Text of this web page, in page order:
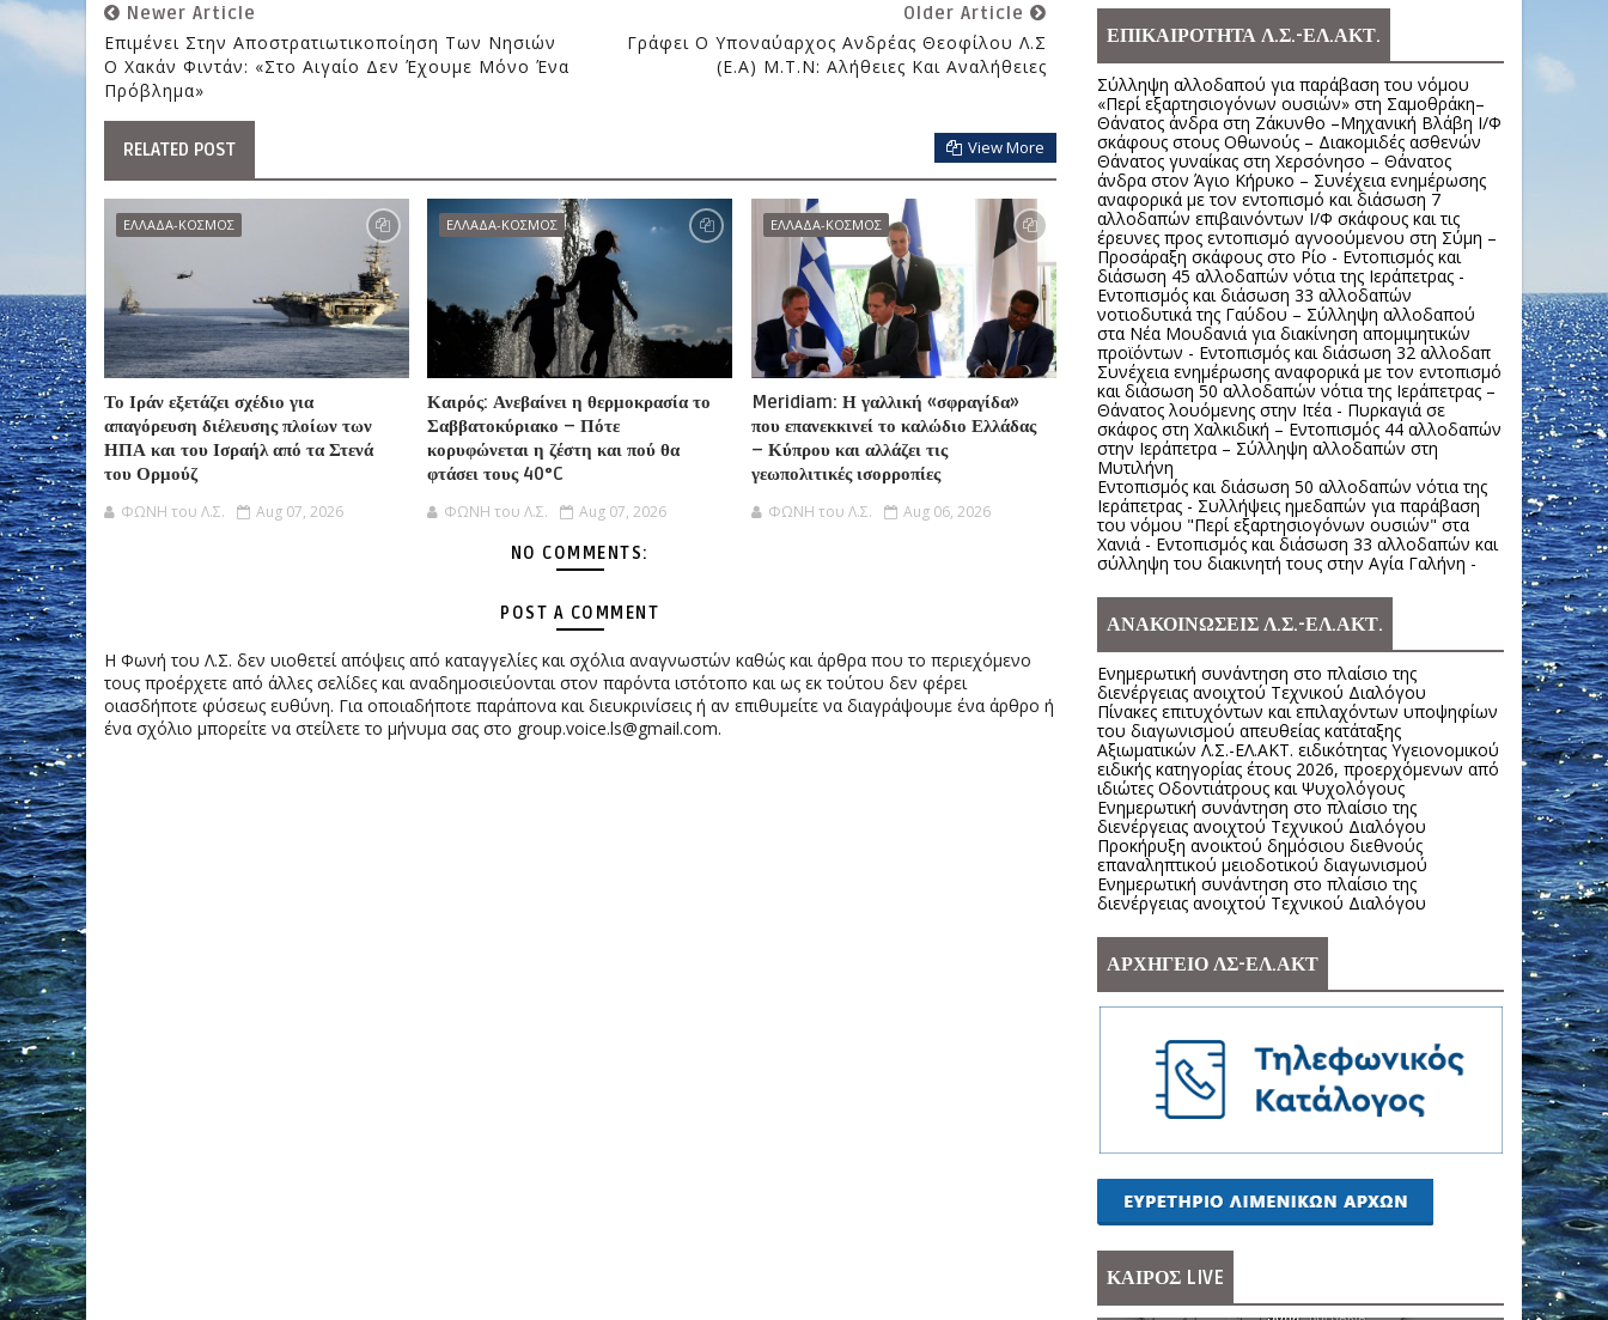
Newer Article
Επιμένει Στην Αποστρατιωτικοποίηση Των Νησιών
Ο Χακάν Φιντάν: «Στο Αιγαίο Δεν Έχουμε Μόνο Ένα
Πρόβλημα»
Older Article
Γράφει Ο Υποναύαρχος Ανδρέας Θεοφίλου Λ.Σ
(ε.α) Μ.Τ.Ν: Αλήθειες Και Αναλήθειες
RELATED POST View More
ΕΛΛΑΔΑ-ΚΟΣΜΟΣ
Το Ιράν εξετάζει σχέδιο για
απαγόρευση διέλευσης πλοίων των
ΗΠΑ και του Ισραήλ από τα Στενά
του Ορμούζ
ΦΩΝΗ του Λ.Σ. Aug 07, 2026
ΕΛΛΑΔΑ-ΚΟΣΜΟΣ
Καιρός: Ανεβαίνει η θερμοκρασία το
Σαββατοκύριακο – Πότε
κορυφώνεται η ζέστη και πού θα
φτάσει τους 40°C
ΦΩΝΗ του Λ.Σ. Aug 07, 2026
ΕΛΛΑΔΑ-ΚΟΣΜΟΣ
Meridiam: Η γαλλική «σφραγίδα»
που επανεκκινεί το καλώδιο Ελλάδας
– Κύπρου και αλλάζει τις
γεωπολιτικές ισορροπίες
ΦΩΝΗ του Λ.Σ. Aug 06, 2026
NO COMMENTS:
POST A COMMENT
Η Φωνή του Λ.Σ. δεν υιοθετεί απόψεις από καταγγελίες και σχόλια αναγνωστών καθώς και άρθρα που το περιεχόμενο
τους προέρχετε από άλλες σελίδες και αναδημοσιεύονται στον παρόντα ιστότοπο και ως εκ τούτου δεν φέρει
οιασδήποτε φύσεως ευθύνη. Για οποιαδήποτε παράπονα και διευκρινίσεις ή αν επιθυμείτε να διαγράψουμε ένα άρθρο ή
ένα σχόλιο μπορείτε να στείλετε το μήνυμα σας στο group.voice.ls@gmail.com.
ΕΠΙΚΑΙΡΟΤΗΤΑ Λ.Σ.-ΕΛ.ΑΚΤ.
Σύλληψη αλλοδαπού για παράβαση του νόμου
«Περί εξαρτησιογόνων ουσιών» στη Σαμοθράκη–
Θάνατος άνδρα στη Ζάκυνθο –Μηχανική Βλάβη Ι/Φ
σκάφους στους Οθωνούς – Διακομιδές ασθενών
Θάνατος γυναίκας στη Χερσόνησο – Θάνατος
άνδρα στον Άγιο Κήρυκο – Συνέχεια ενημέρωσης
αναφορικά με τον εντοπισμό και διάσωση 7
αλλοδαπών επιβαινόντων Ι/Φ σκάφους και τις
έρευνες προς εντοπισμό αγνοούμενου στη Σύμη –
Προσάραξη σκάφους στο Ρίο - Εντοπισμός και
διάσωση 45 αλλοδαπών νότια της Ιεράπετρας -
Εντοπισμός και διάσωση 33 αλλοδαπών
νοτιοδυτικά της Γαύδου – Σύλληψη αλλοδαπού
στα Νέα Μουδανιά για διακίνηση απομιμητικών
προϊόντων - Εντοπισμός και διάσωση 32 αλλοδαπ
Συνέχεια ενημέρωσης αναφορικά με τον εντοπισμό
και διάσωση 50 αλλοδαπών νότια της Ιεράπετρας –
Θάνατος λουόμενης στην Ιτέα - Πυρκαγιά σε
σκάφος στη Χαλκιδική – Εντοπισμός 44 αλλοδαπών
στην Ιεράπετρα – Σύλληψη αλλοδαπών στη
Μυτιλήνη
Εντοπισμός και διάσωση 50 αλλοδαπών νότια της
Ιεράπετρας - Συλλήψεις ημεδαπών για παράβαση
του νόμου "Περί εξαρτησιογόνων ουσιών" στα
Χανιά - Εντοπισμός και διάσωση 33 αλλοδαπών και
σύλληψη του διακινητή τους στην Αγία Γαλήνη -
ΑΝΑΚΟΙΝΩΣΕΙΣ Λ.Σ.-ΕΛ.ΑΚΤ.
Ενημερωτική συνάντηση στο πλαίσιο της
διενέργειας ανοιχτού Τεχνικού Διαλόγου
Πίνακες επιτυχόντων και επιλαχόντων υποψηφίων
του διαγωνισμού απευθείας κατάταξης
Αξιωματικών Λ.Σ.-ΕΛ.ΑΚΤ. ειδικότητας Υγειονομικού
ειδικής κατηγορίας έτους 2026, προερχόμενων από
ιδιώτες Οδοντιάτρους και Ψυχολόγους
Ενημερωτική συνάντηση στο πλαίσιο της
διενέργειας ανοιχτού Τεχνικού Διαλόγου
Προκήρυξη ανοικτού δημόσιου διεθνούς
επαναληπτικού μειοδοτικού διαγωνισμού
Ενημερωτική συνάντηση στο πλαίσιο της
διενέργειας ανοιχτού Τεχνικού Διαλόγου
ΑΡΧΗΓΕΙΟ ΛΣ-ΕΛ.ΑΚΤ
ΚΑΙΡΟΣ LIVE